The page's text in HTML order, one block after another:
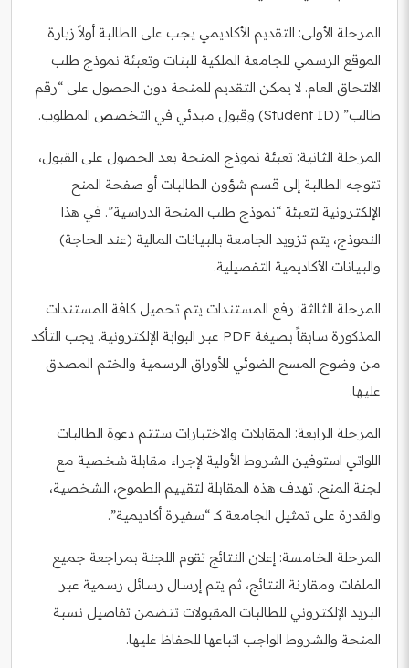
المرحلة الأولى: التقديم الأكاديمي يجب على الطالبة أولاً زيارة
الموقع الرسمي للجامعة الملكية للبنات وتعبئة نموذج طلب
الالتحاق العام. لا يمكن التقديم للمنحة دون الحصول على “رقم
طالب” (Student ID) وقبول مبدئي في التخصص المطلوب.
المرحلة الثانية: تعبئة نموذج المنحة بعد الحصول على القبول،
تتوجه الطالبة إلى قسم شؤون الطالبات أو صفحة المنح
الإلكترونية لتعبئة “نموذج طلب المنحة الدراسية”. في هذا
النموذج، يتم تزويد الجامعة بالبيانات المالية (عند الحاجة)
والبيانات الأكاديمية التفصيلية.
المرحلة الثالثة: رفع المستندات يتم تحميل كافة المستندات
المذكورة سابقاً بصيغة PDF عبر البوابة الإلكترونية. يجب التأكد
من وضوح المسح الضوئي للأوراق الرسمية والختم المصدق
عليها.
المرحلة الرابعة: المقابلات والاختبارات ستتم دعوة الطالبات
اللواتي استوفين الشروط الأولية لإجراء مقابلة شخصية مع
لجنة المنح. تهدف هذه المقابلة لتقييم الطموح، الشخصية،
والقدرة على تمثيل الجامعة كـ “سفيرة أكاديمية”.
المرحلة الخامسة: إعلان النتائج تقوم اللجنة بمراجعة جميع
الملفات ومقارنة النتائج، ثم يتم إرسال رسائل رسمية عبر
البريد الإلكتروني للطالبات المقبولات تتضمن تفاصيل نسبة
المنحة والشروط الواجب اتباعها للحفاظ عليها.